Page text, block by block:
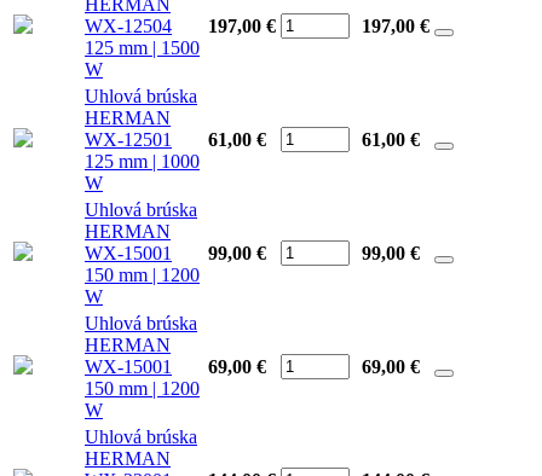
WX-12504
125 mm | 1500
W
197,00 € 197,00 €
Uhlová brúska
HERMAN
WX-12501
125 mm | 1000
W
61,00 € 61,00 €
Uhlová brúska
HERMAN
WX-15001
150 mm | 1200
W
99,00 € 99,00 €
Uhlová brúska
HERMAN
WX-15001
150 mm | 1200
W
69,00 € 69,00 €
Uhlová brúska
HERMAN